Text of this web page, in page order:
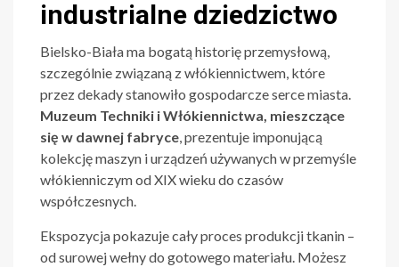
industrialne dziedzictwo
Bielsko-Biała ma bogatą historię przemysłową,
szczególnie związaną z włókiennictwem, które
przez dekady stanowiło gospodarcze serce miasta.
Muzeum Techniki i Włókiennictwa, mieszczące
się w dawnej fabryce, prezentuje imponującą
kolekcję maszyn i urządzeń używanych w przemyśle
włókienniczym od XIX wieku do czasów
współczesnych.
Ekspozycja pokazuje cały proces produkcji tkanin –
od surowej wełny do gotowego materiału. Możesz